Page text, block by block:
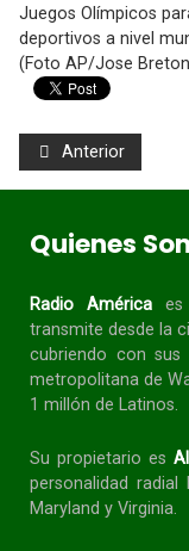
Juegos Olímpicos
deportivos a nivel
(Foto AP/Jose
Anterior
Quienes
Radio América es
transmite desde la
cubriendo con
metropolitana de
1 millón de Latinos.
Su propietario es
personalidad radial
Maryland y Virginia.